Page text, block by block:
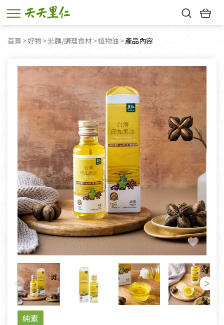
首頁 好物 米麵/調理食材 植物油 目前頁面：
產品內容
純素